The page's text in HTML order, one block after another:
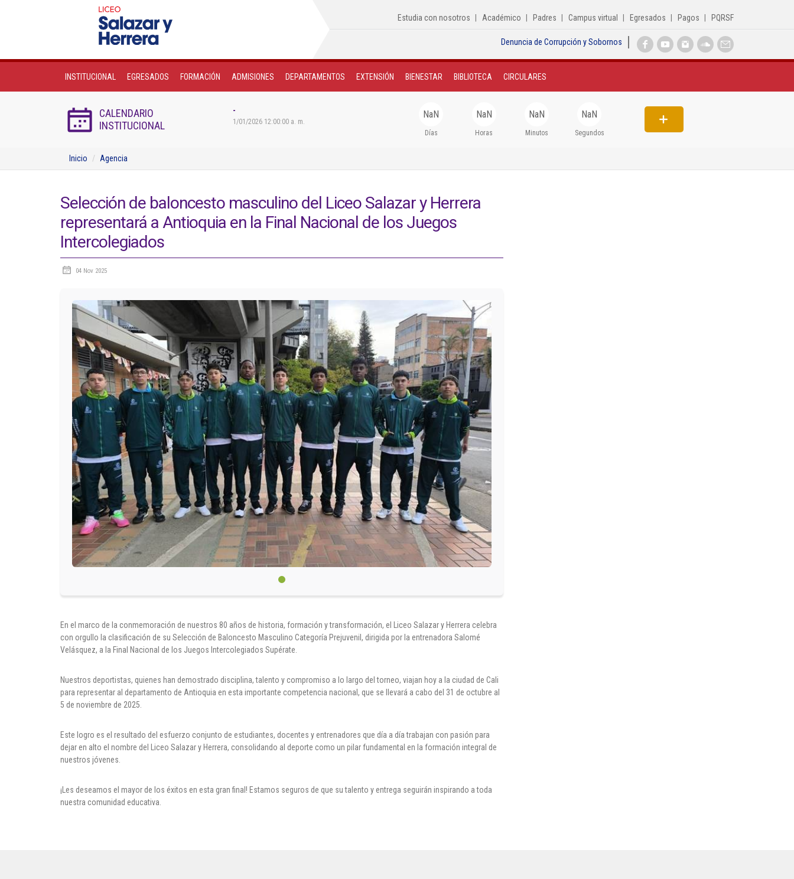
Estudia con nosotros Académico Padres Campus virtual Egresados Pagos PQRSF
Denuncia de Corrupción y Sobornos
INSTITUCIONAL EGRESADOS FORMACIÓN ADMISIONES DEPARTAMENTOS EXTENSIÓN BIENESTAR BIBLIOTECA CIRCULARES
CALENDARIO
INSTITUCIONAL
-
1/01/2026 12:00:00 a. m.
NaN
Días
NaN
Horas
NaN
Minutos
NaN
Segundos
Inicio Agencia
Selección de baloncesto masculino del Liceo Salazar y Herrera
representará a Antioquia en la Final Nacional de los Juegos
Intercolegiados
04 Nov 2025
En el marco de la conmemoración de nuestros 80 años de historia, formación y transformación, el Liceo Salazar y Herrera celebra
con orgullo la clasificación de su Selección de Baloncesto Masculino Categoría Prejuvenil, dirigida por la entrenadora Salomé
Velásquez, a la Final Nacional de los Juegos Intercolegiados Supérate.
Nuestros deportistas, quienes han demostrado disciplina, talento y compromiso a lo largo del torneo, viajan hoy a la ciudad de Cali
para representar al departamento de Antioquia en esta importante competencia nacional, que se llevará a cabo del 31 de octubre al
5 de noviembre de 2025.
Este logro es el resultado del esfuerzo conjunto de estudiantes, docentes y entrenadores que día a día trabajan con pasión para
dejar en alto el nombre del Liceo Salazar y Herrera, consolidando al deporte como un pilar fundamental en la formación integral de
nuestros jóvenes.
¡Les deseamos el mayor de los éxitos en esta gran final! Estamos seguros de que su talento y entrega seguirán inspirando a toda
nuestra comunidad educativa.
Egresados
Formación